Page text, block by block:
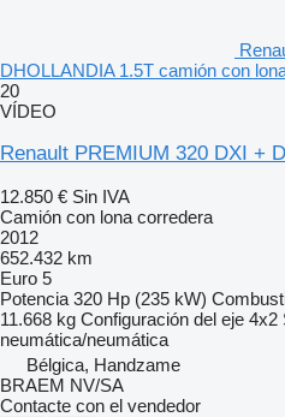
DHOLLANDIA 1.5T camión con
20
VÍDEO
Renault PREMIUM 320 DXI +
12.850 € Sin IVA
Camión con lona corredera
2012
652.432 km
Euro 5
Potencia 320 Hp (235 kW)
11.668 kg Configuración del eje 4x2
neumática/neumática
Bélgica, Handzame
BRAEM NV/SA
Contacte con el vendedor